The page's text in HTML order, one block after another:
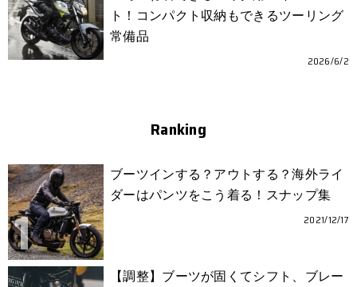
ト！コンパクト収納もできるツーリング
常備品
2026/6/2
Ranking
ブーツインする？アウトする？海外ライ
ダーはパンツをこう着る！スナップ集
2021/12/17
【調整】ブーツが固くてシフト、ブレー